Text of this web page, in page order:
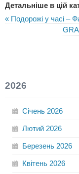
Детальніше в цій
« Подорожі у часі –
2026
Січень 2026
Лютий 2026
Березень 2026
Квітень 2026